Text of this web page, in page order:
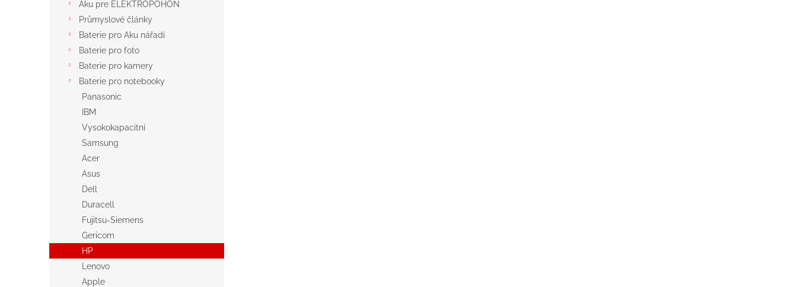
Aku pre ELEKTROPOHON
Průmyslové články
Baterie pro Aku nářadí
Baterie pro foto
Baterie pro kamery
Baterie pro notebooky
Panasonic
IBM
Vysokokapacitní
Samsung
Acer
Asus
Dell
Duracell
Fujitsu-Siemens
Gericom
HP
Lenovo
Apple